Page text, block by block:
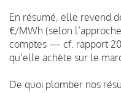
En résumé, elle revend
€/MWh (selon
comptes — cf. rapport
qu’elle achète sur le
De quoi plomber nos